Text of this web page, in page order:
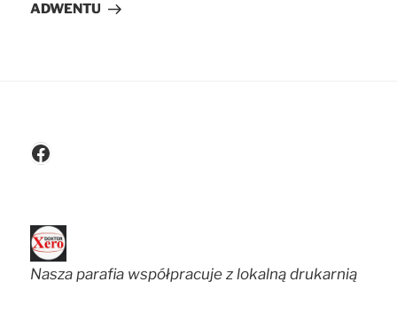
ADWENTU
Facebook
Nasza parafia współpracuje z lokalną drukarnią